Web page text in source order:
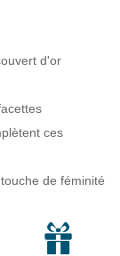
d'or
ces
de féminité